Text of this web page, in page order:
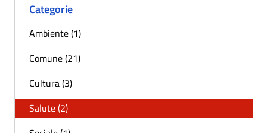
Categorie
Ambiente (1)
Comune (21)
Cultura (3)
Salute (2)